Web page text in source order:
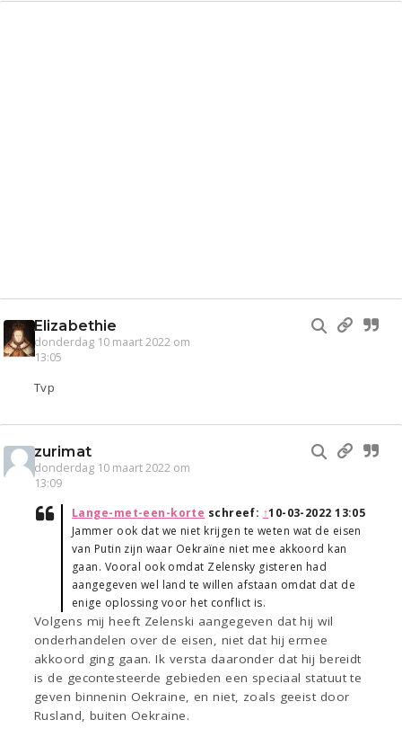
Elizabethie
donderdag 10 maart 2022 om
13:05
Tvp
zurimat
donderdag 10 maart 2022 om
13:09
Lange-met-een-korte schreef: ↑10-03-2022 13:05
Jammer ook dat we niet krijgen te weten wat de eisen
van Putin zijn waar Oekraïne niet mee akkoord kan
gaan. Vooral ook omdat Zelensky gisteren had
aangegeven wel land te willen afstaan omdat dat de
enige oplossing voor het conflict is.
Volgens mij heeft Zelenski aangegeven dat hij wil
onderhandelen over de eisen, niet dat hij ermee
akkoord ging gaan. Ik versta daaronder dat hij bereidt
is de gecontesteerde gebieden een speciaal statuut te
geven binnenin Oekraine, en niet, zoals geeist door
Rusland, buiten Oekraine.